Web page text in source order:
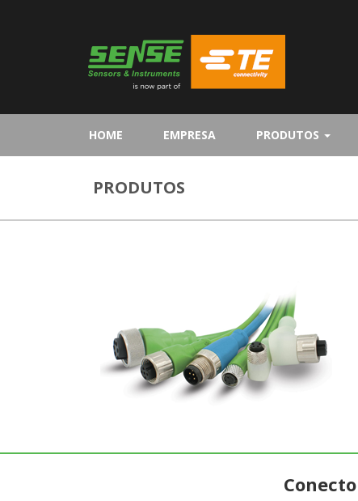
HOME (CURRENT)EMPRESA PRODUTOS
PRODUTOS